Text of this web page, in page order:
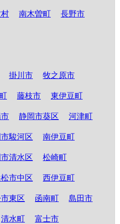
南木曽町 長野市
掛川市 牧之原市
藤枝市 東伊豆町
静岡市葵区 河津町
駿河区 南伊豆町
清水区 松崎町
市中区 西伊豆町
東区 函南町 島田市
清水町 富士市